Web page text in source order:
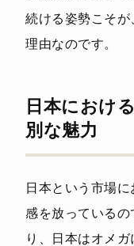
続ける姿勢こそが
理由なのです。
日本におけ
別な魅力
日本という市場
感を放っている
り、日本はオメ